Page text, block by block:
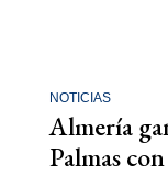
NOTICIAS
Almería
Palmas